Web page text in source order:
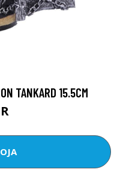
TANKARD 15.5CM